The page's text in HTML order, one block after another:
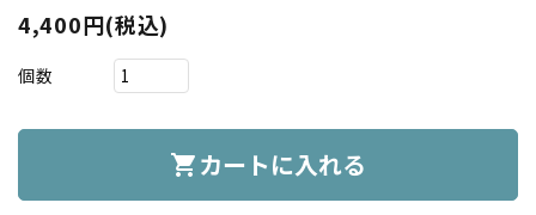
4,400円(税込)
個数
shopping_cart カートに入れる